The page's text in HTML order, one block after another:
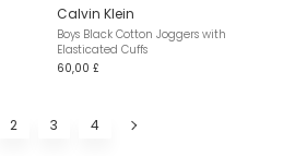
Calvin Klein
Boys Black Cotton Joggers with
Elasticated Cuffs
60,00 £
2 3 4